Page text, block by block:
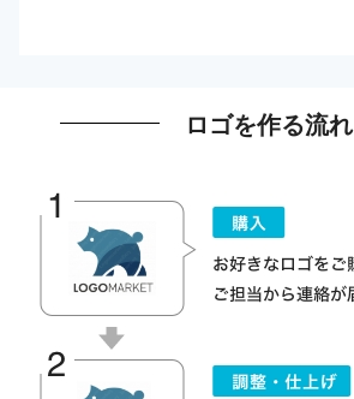
ロゴを作る流れ